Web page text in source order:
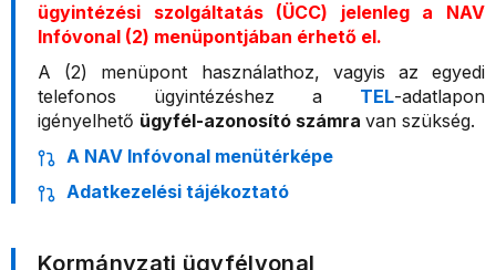
ügyintézési szolgáltatás (ÜCC) jelenleg a NAV
Infóvonal (2) menüpontjában érhető el.
A (2) menüpont használathoz, vagyis az egyedi
telefonos ügyintézéshez a TEL-adatlapon
igényelhető ügyfél-azonosító számra van szükség.
A NAV Infóvonal menütérképe
Adatkezelési tájékoztató
Kormányzati ügyfélvonal